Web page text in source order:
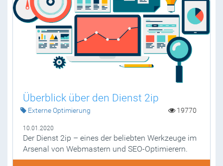
Überblick über den Dienst 2ip
Externe Optimierung 19770
10.01.2020
Der Dienst 2ip – eines der beliebten Werkzeuge im
Arsenal von Webmastern und SEO-Optimierern.